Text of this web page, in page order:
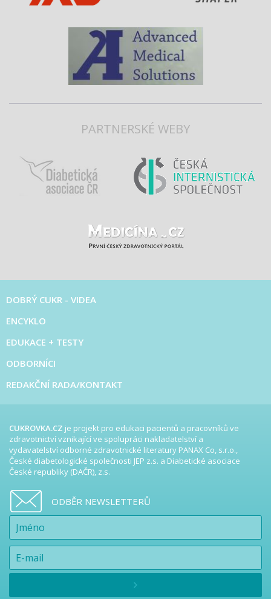
PARTNERSKÉ WEBY
DOBRÝ CUKR - VIDEA
ENCYKLO
EDUKACE + TESTY
ODBORNÍCI
REDAKČNÍ RADA/KONTAKT
CUKROVKA.CZ je projekt pro edukaci pacientů a pracovníků ve
zdravotnictví vznikající ve spolupráci nakladatelství a
vydavatelství odborné zdravotnické literatury PANAX Co, s.r.o.,
České diabetologické společnosti JEP z.s. a Diabetické asociace
České republiky (DAČR), z.s.
ODBĚR NEWSLETTERŮ